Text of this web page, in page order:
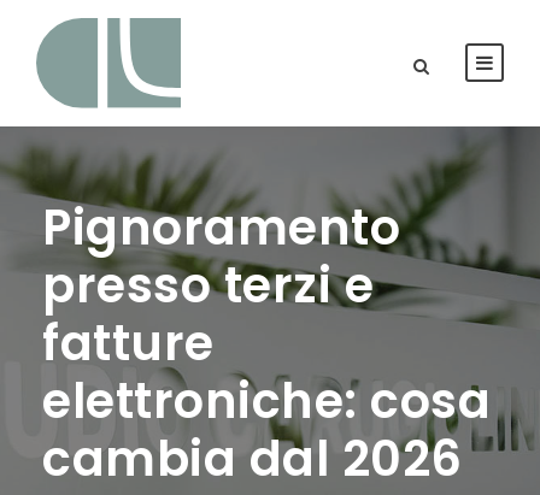
Pignoramento
presso terzi e
fatture
elettroniche: cosa
cambia dal 2026